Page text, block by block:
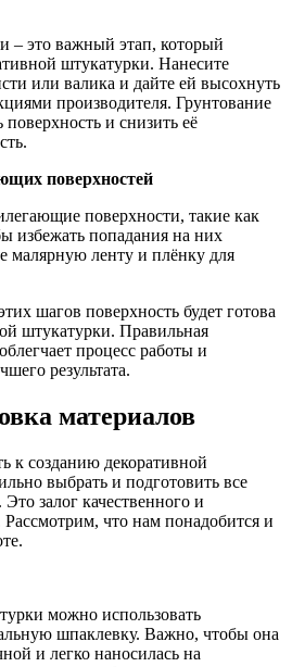
– это важный этап, который
штукатурки. Нанесите
или валика и дайте ей высохнуть
производителя. Грунтование
и снизить её
поверхностей
поверхности, такие как
избежать попадания на них
малярную ленту и плёнку для
шагов поверхность будет готова
штукатурки. Правильная
процесс работы и
результата.
материалов
к созданию декоративной
выбрать и подготовить все
залог качественного и
Рассмотрим, что нам понадобится и
можно использовать
шпаклевку. Важно, чтобы она
и легко наносилась на